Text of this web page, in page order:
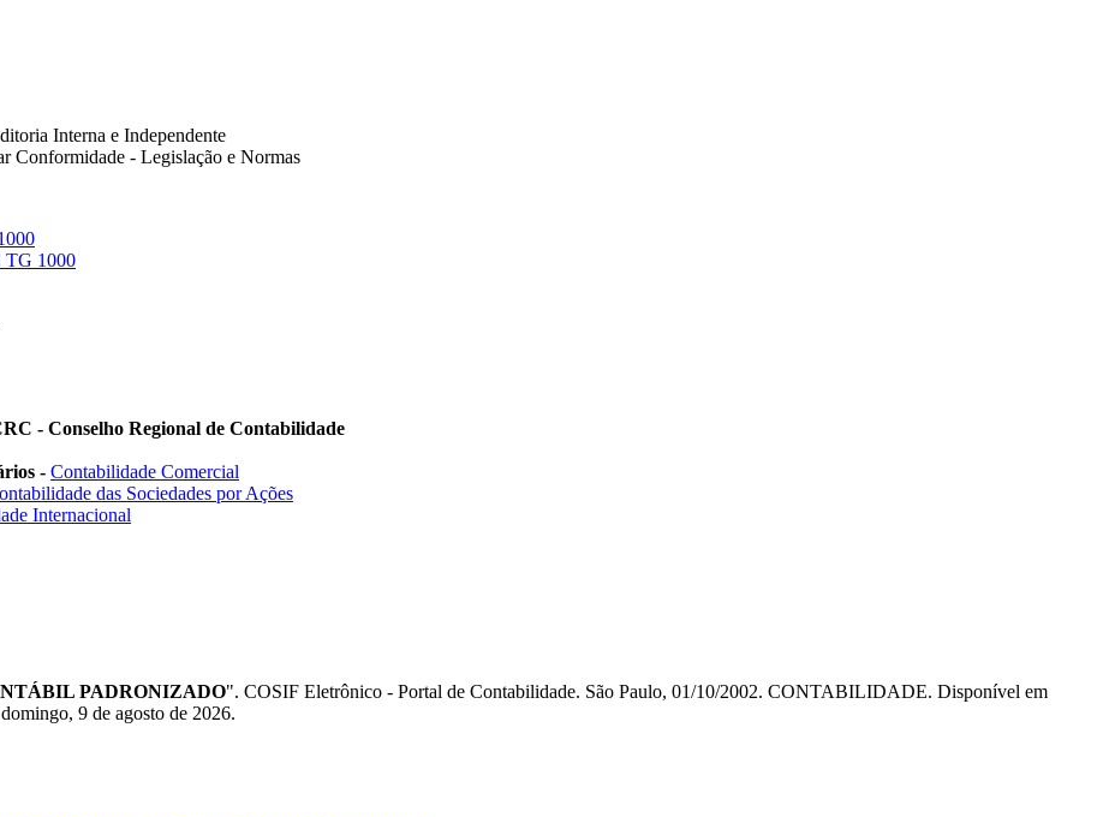
Interna e Independente
Conformidade - Legislação e Normas
TG 1000
- Conselho Regional de Contabilidade
- Contabilidade Comercial
das Sociedades por Ações
Internacional
PADRONIZADO". COSIF Eletrônico - Portal de Contabilidade. São Paulo, 01/10/2002. CONTABILIDADE. Disponível em
9 de agosto de 2026.